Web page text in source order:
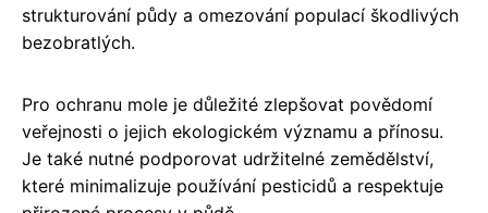
strukturování půdy a omezování populací škodlivých
bezobratlých.
Pro ochranu mole je důležité zlepšovat povědomí
veřejnosti o jejich ekologickém významu a přínosu.
Je také nutné podporovat udržitelné zemědělství,
které minimalizuje používání pesticidů a respektuje